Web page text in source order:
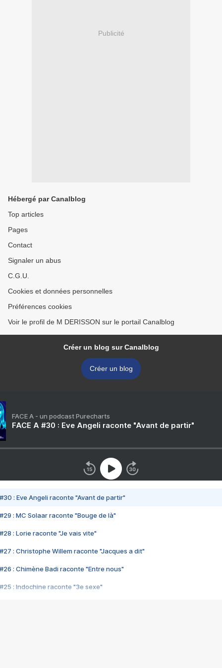
Publicité
Hébergé par Canalblog
Top articles
Pages
Contact
Signaler un abus
C.G.U.
Cookies et données personnelles
Préférences cookies
Voir le profil de M DERISSON sur le portail Canalblog
Créer un blog sur Canalblog
Créer un blog
FACE A - un podcast Purecharts
FACE A #30 : Eve Angeli raconte "Avant de partir"
#30 : Eve Angeli raconte "Avant de partir"
#29 : MC Solaar raconte "Bouge de là"
#28 : Lorie raconte "Je vais vite"
#27 : Christophe Willem raconte "Jacques a dit"
#26 : Chimène Badi raconte "Entre nous"
#25 : Indochine raconte "3e sexe"